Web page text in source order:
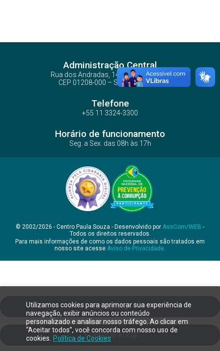
Utilizamos cookies para aprimorar sua experiência de
navegação, exibir anúncios ou conteúdo
personalizado e analisar nosso tráfego. Ao clicar em
“Aceitar todos”, você concorda com nosso uso de
cookies.
Política de Cookies
Administração Central
Rua dos Andradas, 140 - Santa Ifigênia
CEP 01208-000 – São Paulo – SP
Telefone
+55 11 3324-3300
Horário de funcionamento
Seg. a Sex. das 08h às 17h
© 2002/2026 - Centro Paula Souza - Desenvolvido por AssCom/WEB -
Todos os direitos reservados.
Para mais informações de como os dados pessoais são tratados em
nosso site acesse Aviso de Privacidade.
Ouvidoria
Transparência